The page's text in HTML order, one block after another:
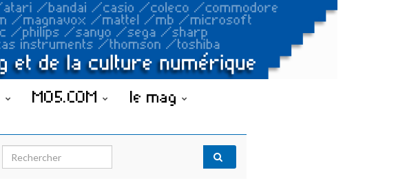
MO5.COM le mag
Search for: